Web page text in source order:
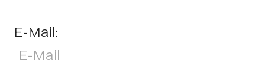
E-Mail: